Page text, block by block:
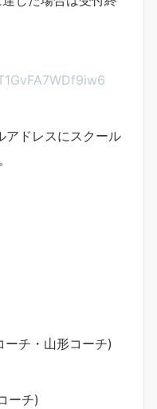
アドレスにスクール
チ・山形コーチ)
ーチ)